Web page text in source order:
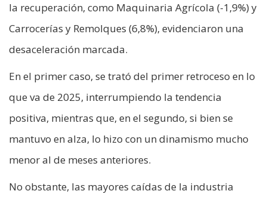
la recuperación, como Maquinaria Agrícola (-1,9%) y
Carrocerías y Remolques (6,8%), evidenciaron una
desaceleración marcada.
En el primer caso, se trató del primer retroceso en lo
que va de 2025, interrumpiendo la tendencia
positiva, mientras que, en el segundo, si bien se
mantuvo en alza, lo hizo con un dinamismo mucho
menor al de meses anteriores.
No obstante, las mayores caídas de la industria